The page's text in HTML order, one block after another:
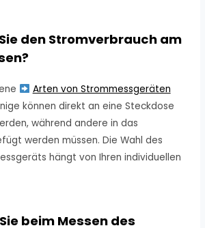
den Stromverbrauch am
Arten von Strommessgeräten
können direkt an eine Steckdose
während andere in das
werden müssen. Die Wahl des
hängt von Ihren individuellen
beim Messen des